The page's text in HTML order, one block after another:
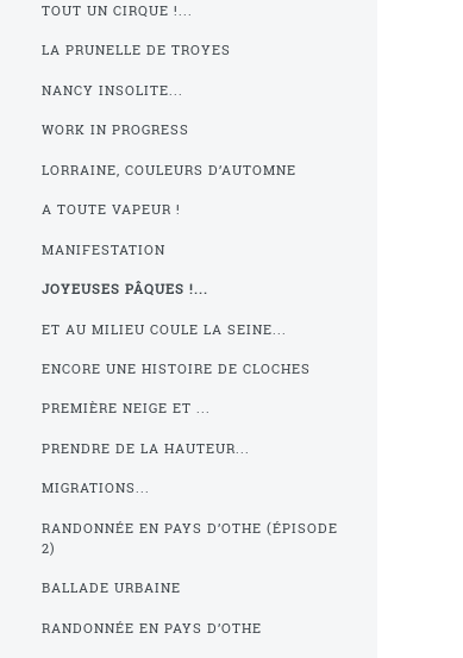
TOUT UN CIRQUE !...
LA PRUNELLE DE TROYES
NANCY INSOLITE...
WORK IN PROGRESS
LORRAINE, COULEURS D’AUTOMNE
A TOUTE VAPEUR !
MANIFESTATION
JOYEUSES PÂQUES !...
ET AU MILIEU COULE LA SEINE...
ENCORE UNE HISTOIRE DE CLOCHES
PREMIÈRE NEIGE ET ...
PRENDRE DE LA HAUTEUR...
MIGRATIONS...
RANDONNÉE EN PAYS D’OTHE (ÉPISODE
2)
BALLADE URBAINE
RANDONNÉE EN PAYS D’OTHE